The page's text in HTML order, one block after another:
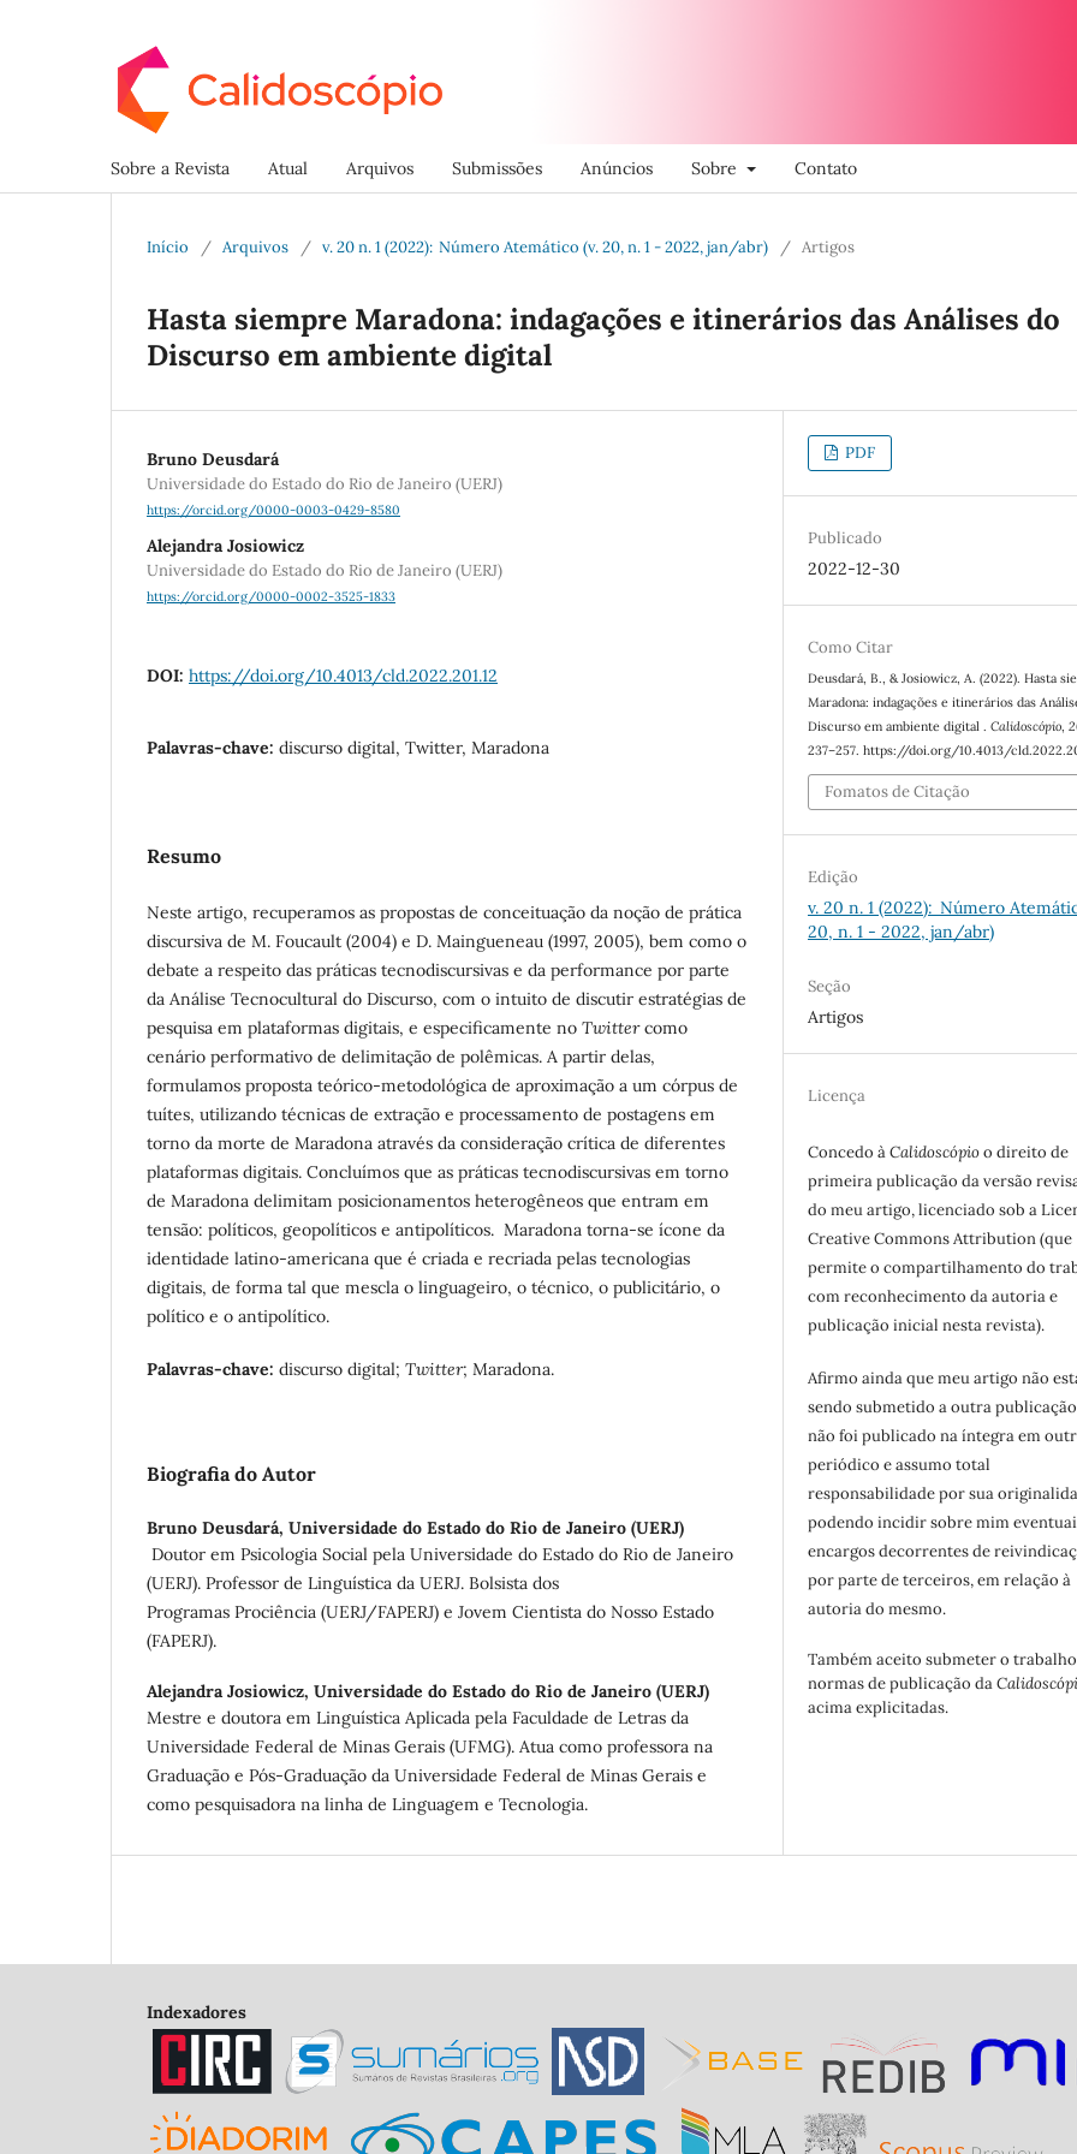
Sobre a Revista Atual Arquivos Submissões Anúncios Sobre Contato
Início / Arquivos / v. 20 n. 1 (2022): Número Atemático (v. 20, n. 1 - 2022, jan/abr) / Artigos
Hasta siempre Maradona: indagações e itinerários das Análises do
Discurso em ambiente digital
Bruno Deusdará
Universidade do Estado do Rio de Janeiro (UERJ)
https://orcid.org/0000-0003-0429-8580
Alejandra Josiowicz
Universidade do Estado do Rio de Janeiro (UERJ)
https://orcid.org/0000-0002-3525-1833
DOI: https://doi.org/10.4013/cld.2022.201.12
Palavras-chave: discurso digital, Twitter, Maradona
Resumo
Neste artigo, recuperamos as propostas de conceituação da noção de prática
discursiva de M. Foucault (2004) e D. Maingueneau (1997, 2005), bem como o
debate a respeito das práticas tecnodiscursivas e da performance por parte
da Análise Tecnocultural do Discurso, com o intuito de discutir estratégias de
pesquisa em plataformas digitais, e especificamente no Twittercomo
cenário performativo de delimitação de polêmicas. A partir delas,
formulamos proposta teórico-metodológica de aproximação a um córpus de
tuítes, utilizando técnicas de extração e processamento de postagens em
torno da morte de Maradona através da consideração crítica de diferentes
plataformas digitais. Concluímos que as práticas tecnodiscursivas em torno
de Maradona delimitam posicionamentos heterogêneos que entram em
tensão: políticos, geopolíticos e antipolíticos. Maradona torna-se ícone da
identidade latino-americana que é criada e recriada pelas tecnologias
digitais, de forma tal que mescla o linguageiro, o técnico, o publicitário, o
político e o antipolítico.
Palavras-chave: discurso digital; Twitter; Maradona.
Biografia do Autor
Bruno Deusdará, Universidade do Estado do Rio de Janeiro (UERJ)
Doutor em Psicologia Social pela Universidade do Estado do Rio de Janeiro
(UERJ). Professor de Linguística da UERJ. Bolsista dos
Programas Prociência (UERJ/FAPERJ) e Jovem Cientista do Nosso Estado
(FAPERJ).
Alejandra Josiowicz, Universidade do Estado do Rio de Janeiro (UERJ)
Mestre e doutora em Linguística Aplicada pela Faculdade de Letras da
Universidade Federal de Minas Gerais (UFMG). Atua como professora na
Graduação e Pós-Graduação da Universidade Federal de Minas Gerais e
como pesquisadora na linha de Linguagem e Tecnologia.
PDF
Publicado
2022-12-30
Como Citar
Deusdará, B., & Josiowicz, A. (2022). Hasta
Maradona: indagações e itinerários das
Discurso em ambiente digital .Calidoscópio,
237–257. https://doi.org/10.4013/
Fomatos de Citação
Edição
v. 20 n. 1 (2022): Número
20, n. 1 - 2022, jan/abr)
Seção
Artigos
Licença
Concedo àCalidoscópioo direito de
primeira publicação da versão
do meu artigo, licenciado sob a
Creative Commons Attribution (que
permite o compartilhamento do
com reconhecimento da autoria e
publicação inicial nesta revista).
Afirmo ainda que meu artigo não
sendo submetido a outra
não foi publicado na íntegra em
periódico e assumo total
responsabilidade por sua
podendo incidir sobre mim
encargos decorrentes de
por parte de terceiros, em relação à
autoria do mesmo.
Também aceito submeter o
normas de publicação da
acima explicitadas.
Indexadores